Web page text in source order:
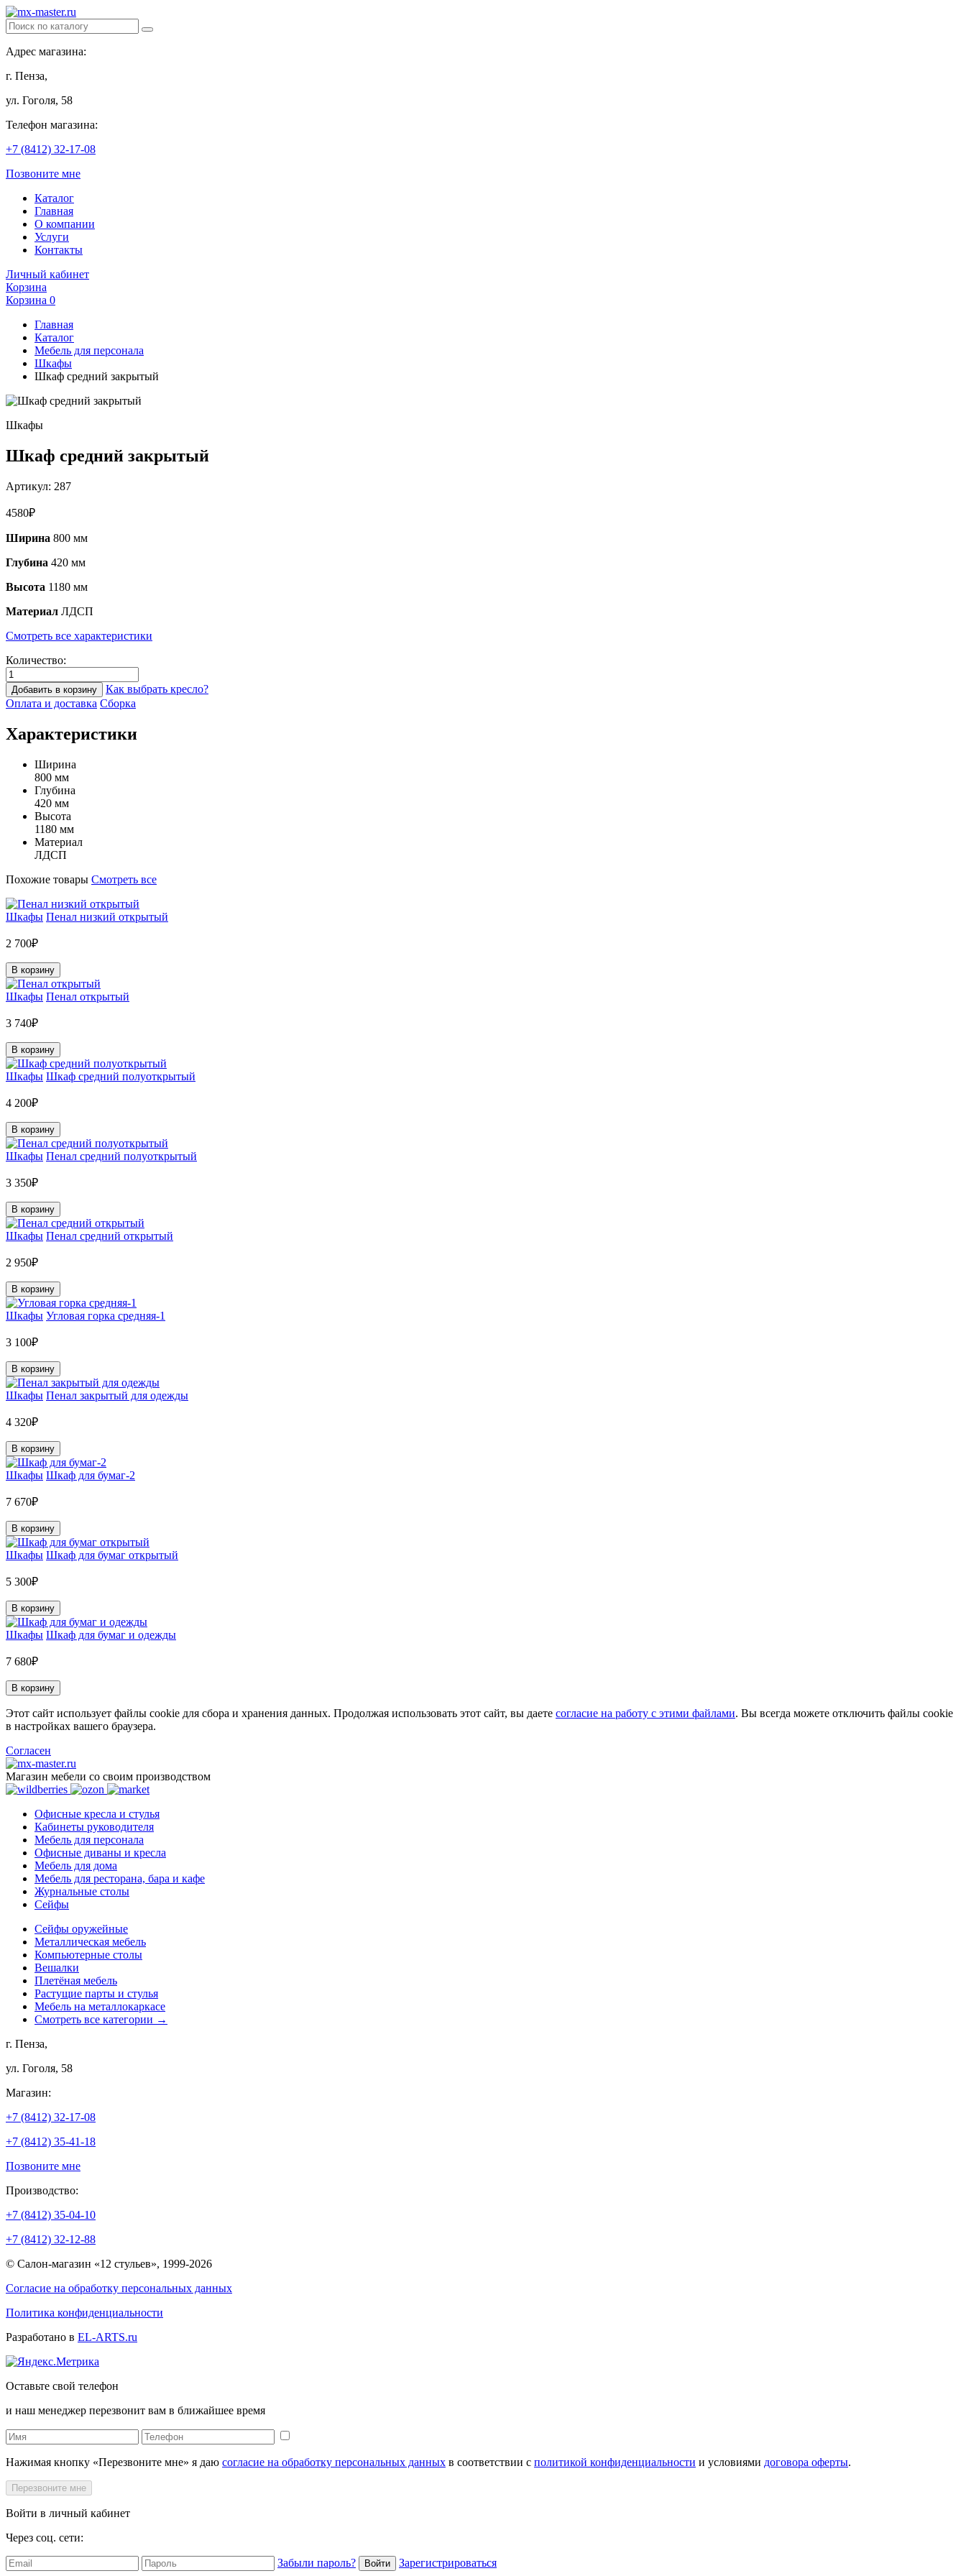
Адрес магазина:
г. Пенза,
ул. Гоголя, 58
Телефон магазина:
+7 (8412) 32-17-08
Позвоните мне
Каталог
Главная
О компании
Услуги
Контакты
Личный кабинет
Корзина
Корзина 0
Главная
Каталог
Мебель для персонала
Шкафы
Шкаф средний закрытый
Шкафы
Шкаф средний закрытый
Артикул: 287
4580₽
Ширина 800 мм
Глубина 420 мм
Высота 1180 мм
Материал ЛДСП
Смотреть все характеристики
Количество:
Добавить в корзину
Как выбрать кресло?
Оплата и доставка Сборка
Характеристики
Ширина
800 мм
Глубина
420 мм
Высота
1180 мм
Материал
ЛДСП
Похожие товары Смотреть все
Шкафы Пенал низкий открытый
2 700₽
В корзину
Шкафы Пенал открытый
3 740₽
В корзину
Шкафы Шкаф средний полуоткрытый
4 200₽
В корзину
Шкафы Пенал средний полуоткрытый
3 350₽
В корзину
Шкафы Пенал средний открытый
2 950₽
В корзину
Шкафы Угловая горка средняя-1
3 100₽
В корзину
Шкафы Пенал закрытый для одежды
4 320₽
В корзину
Шкафы Шкаф для бумаг-2
7 670₽
В корзину
Шкафы Шкаф для бумаг открытый
5 300₽
В корзину
Шкафы Шкаф для бумаг и одежды
7 680₽
В корзину
Этот сайт использует файлы cookie для сбора и хранения данных. Продолжая использовать этот сайт, вы даете согласие на работу с этими файлами. Вы всегда можете отключить файлы cookie
в настройках вашего браузера.
Согласен
Магазин мебели со своим производством
Офисные кресла и стулья
Кабинеты руководителя
Мебель для персонала
Офисные диваны и кресла
Мебель для дома
Мебель для ресторана, бара и кафе
Журнальные столы
Сейфы
Сейфы оружейные
Металлическая мебель
Компьютерные столы
Вешалки
Плетёная мебель
Растущие парты и стулья
Мебель на металлокаркасе
Смотреть все категории →
г. Пенза,
ул. Гоголя, 58
Магазин:
+7 (8412) 32-17-08
+7 (8412) 35-41-18
Позвоните мне
Производство:
+7 (8412) 35-04-10
+7 (8412) 32-12-88
© Салон-магазин «12 стульев», 1999-2026
Согласие на обработку персональных данных
Политика конфиденциальности
Разработано в EL-ARTS.ru
Оставьте свой телефон
и наш менеджер перезвонит вам в ближайшее время
Нажимая кнопку «Перезвоните мне» я даю согласие на обработку персональных данных в соответствии с политикой конфиденциальности и условиями договора оферты.
Перезвоните мне
Войти в личный кабинет
Через соц. сети:
Забыли пароль? Войти Зарегистрироваться